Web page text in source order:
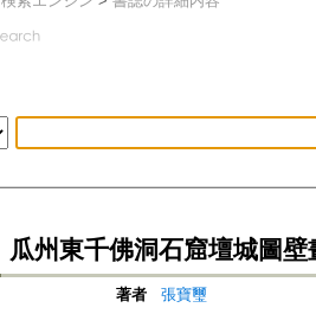
瓜州東千佛洞石窟壇城圖壁
著者
張寶璽